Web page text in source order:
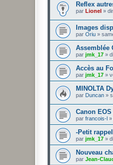
Reflex
par Lionel »
Images
par Oriu »
Assemblée
par jmk_17 »
Accès au
par jmk_17 »
MINOLTA
par Duncan »
Canon EOS
par francois-l »
-Petit
par jmk_17 »
Nouveau
par Jean-